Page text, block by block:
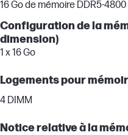
16 Go de mémoire DDR5-4800
Configuration de la
dimension)
1 x 16 Go
Logements pour
4 DIMM
Notice relative à la